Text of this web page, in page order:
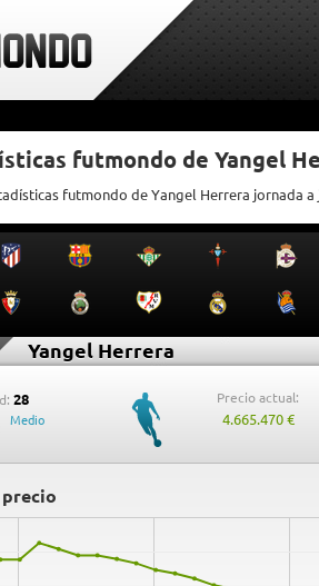
futmondo de Yangel
futmondo de Yangel Herrera jornada a
Yangel Herrera
28
Medio
Precio actual:
4.665.470 €